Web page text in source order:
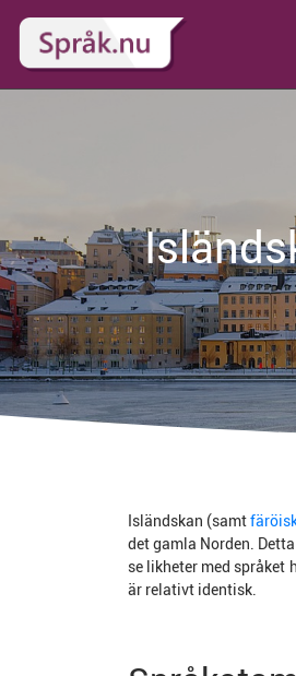
Isländskan (samt
det gamla Norden.
se likheter med språket
är relativt identisk.